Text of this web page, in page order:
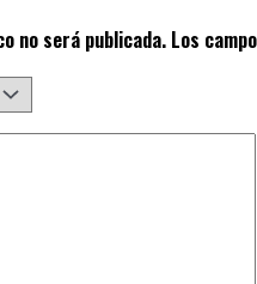
no será publicada. Los